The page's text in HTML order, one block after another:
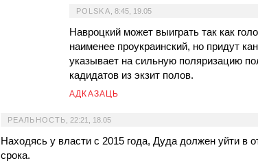
POLSKA 8:45, 19.05
Навроцкий может выиграть так как
наименее проукраинский, но придут
указывает на сильную поляризацию
кадидатов из экзит полов.
АДКАЗАЦЬ
РЕАЛЬНОСТЬ 22:21, 18.05
Находясь у власти с 2015 года, Дуда должен уйти в
срока.